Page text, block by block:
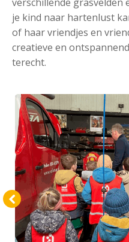
je kind naar hartenlust
of haar vriendjes en
creatieve en
terecht.